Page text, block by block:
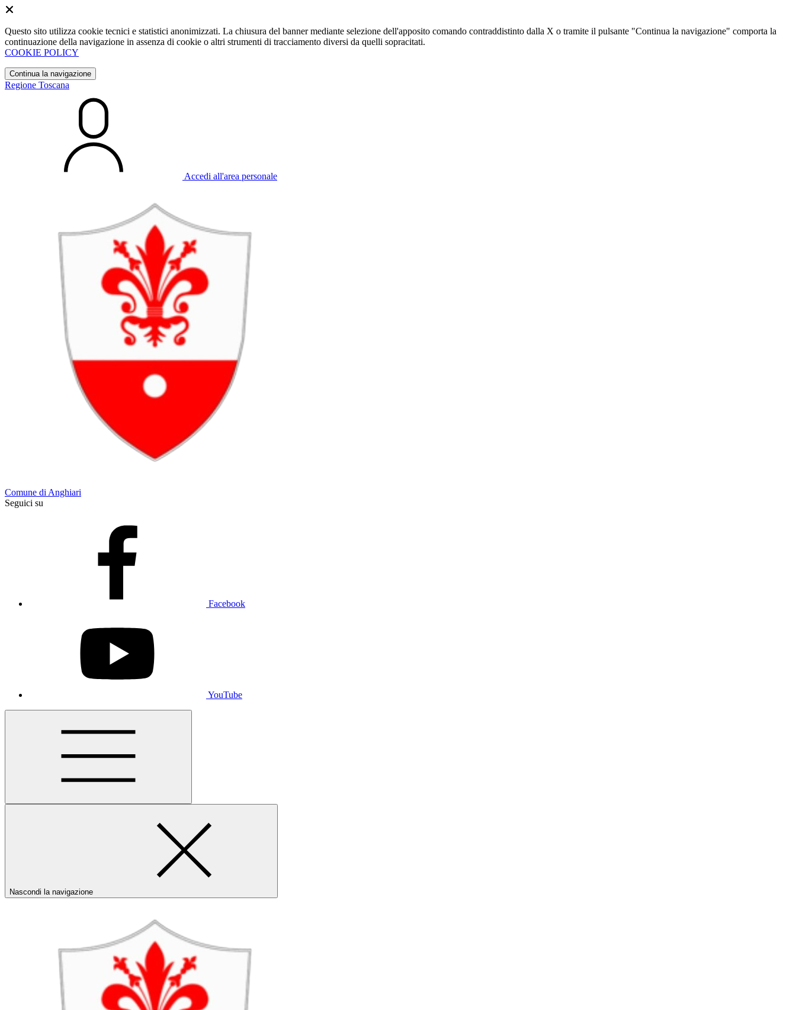
Questo sito utilizza cookie tecnici e statistici anonimizzati. La chiusura del banner mediante selezione dell'apposito comando contraddistinto dalla X o tramite il pulsante "Continua la navigazione" comporta la
continuazione della navigazione in assenza di cookie o altri strumenti di tracciamento diversi da quelli sopracitati.
COOKIE POLICY
Continua la navigazione
Regione Toscana
Accedi all'area personale
Comune di Anghiari
Seguici su
Facebook
YouTube
Nascondi la navigazione